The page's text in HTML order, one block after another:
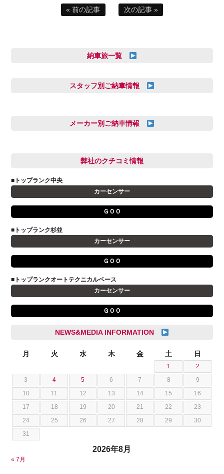
« 前の記事 次の記事 »
納車旅一覧
スタッフ別ご納車情報
多田 健人
小澤 孝久
小野 利公
山本 大輔
岩井 裕一
横井 直樹
石川 成一郎
荒居 力哉
荻野 雅史
菊池 大誠
藤本 京弥
西川 諒
メーカー別ご納車情報
FIAT
アストンマーティン
アルファロメオ
キャデラック
クライスラー
クライスラージープ
スズキ
ダッジ
テスラ
トヨタ
ニッサン
フェラーリ
フォルクスワーゲン
弊社のクチコミ情報
■トップランク中央
カーセンサー
ＧＯＯ
■トップランク杉並
カーセンサー
ＧＯＯ
■トップランクオートテクニカルベース
カーセンサー
ＧＯＯ
NEWS&MEDIA INFORMATION
2026年8月
月 火 水 木 金 土 日
1
2
3
4 5 6 7 8
9
10
11 12 13 14 15
16
17
18 19 20 21 22
23
24
25 26 27 28 29
30
31
« 7月